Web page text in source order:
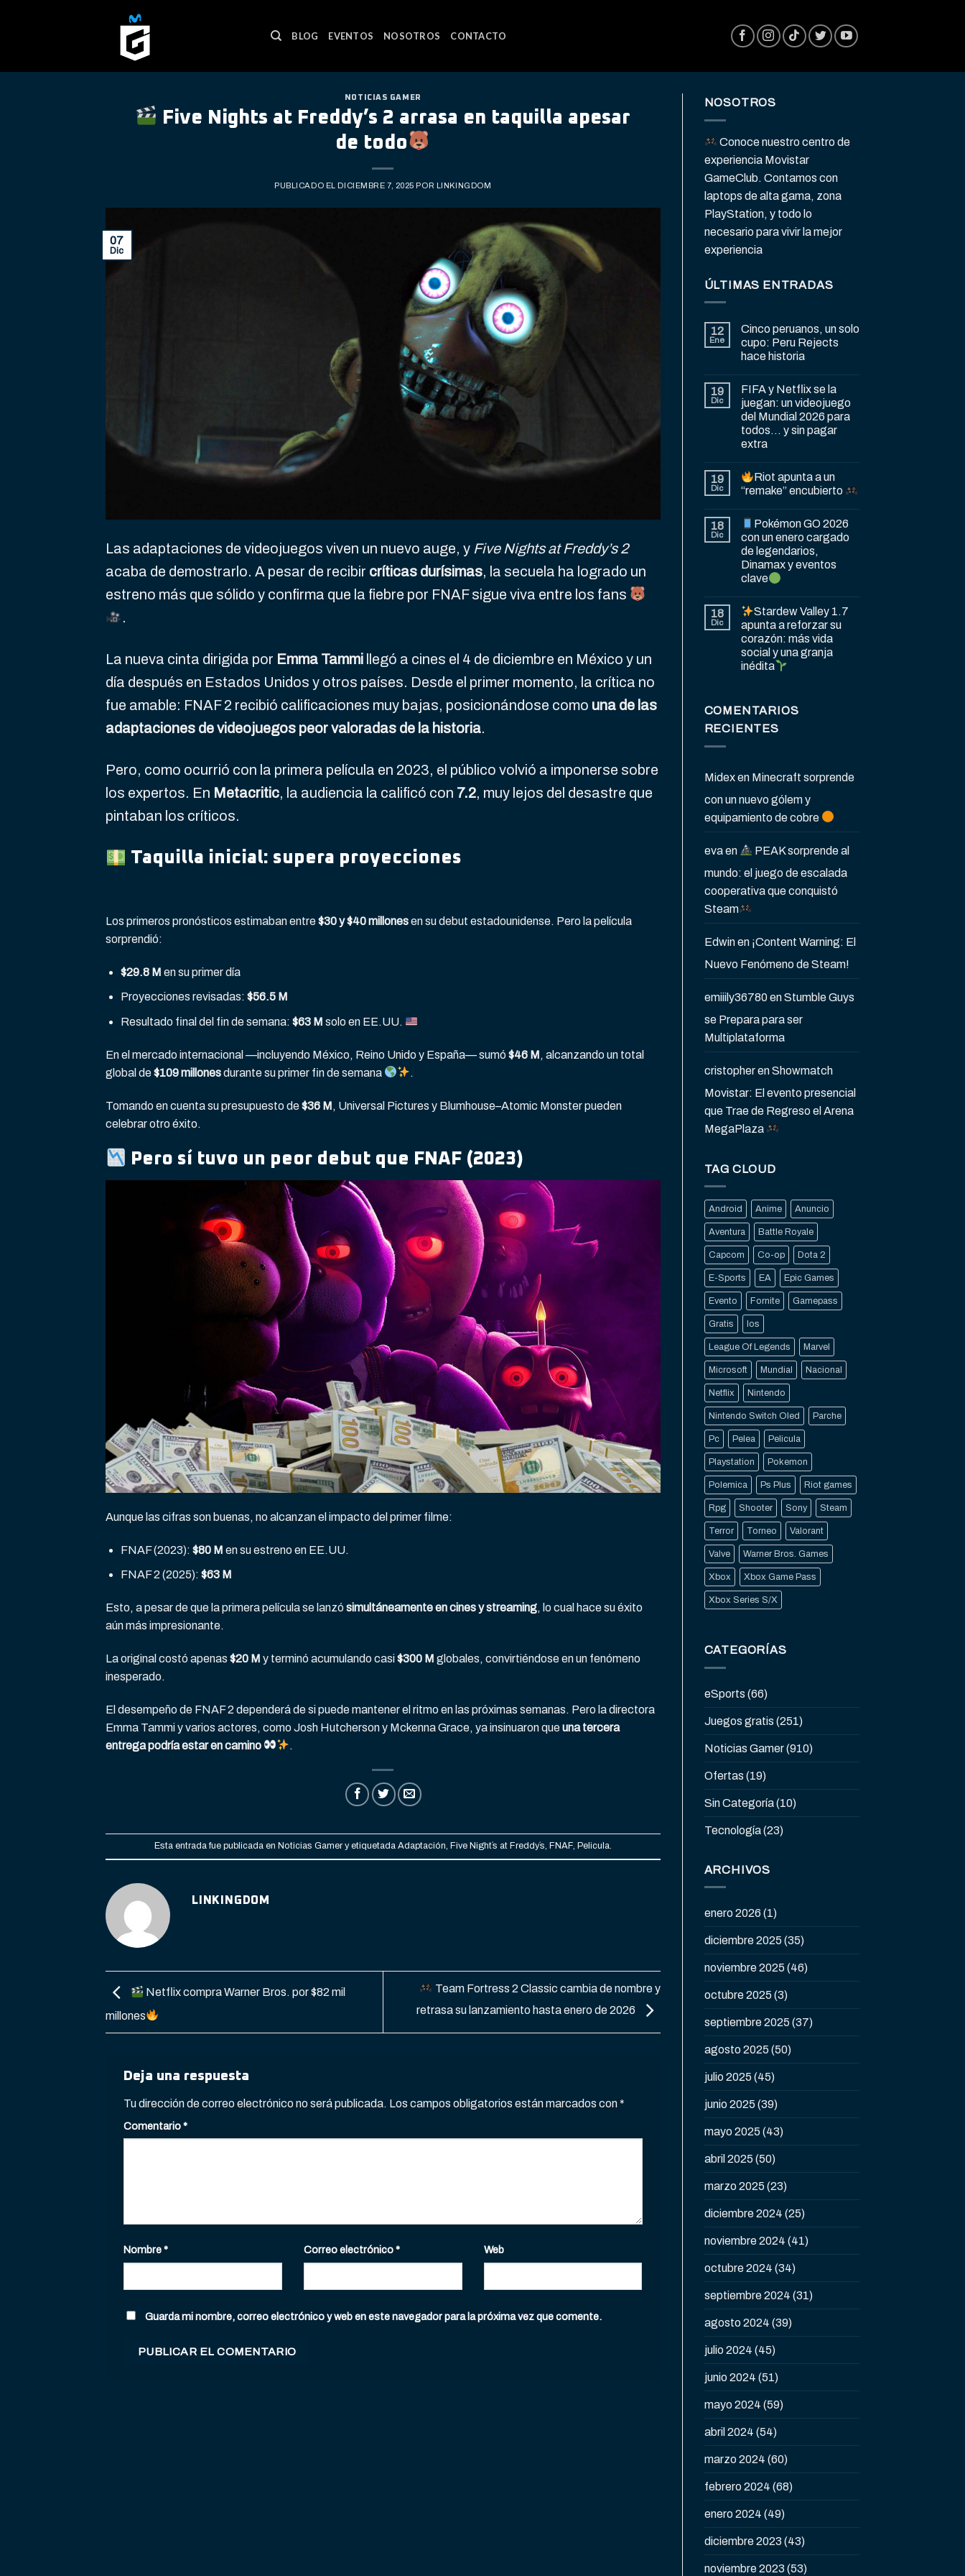
BLOG EVENTOS NOSOTROS CONTACTO
NOTICIAS GAMER
Five Nights at Freddy’s 2 arrasa en taquilla apesar
de todo
PUBLICADO EL DICIEMBRE 7, 2025 POR LINKINGDOM
07
Dic
Las adaptaciones de videojuegos viven un nuevo auge, y Five Nights at Freddy’s 2
acaba de demostrarlo. A pesar de recibir críticas durísimas, la secuela ha logrado un
estreno más que sólido y confirma que la fiebre por FNAF sigue viva entre los fans
.
La nueva cinta dirigida por Emma Tammi llegó a cines el 4 de diciembre en México y un
día después en Estados Unidos y otros países. Desde el primer momento, la crítica no
fue amable: FNAF 2 recibió calificaciones muy bajas, posicionándose como una de las
adaptaciones de videojuegos peor valoradas de la historia.
Pero, como ocurrió con la primera película en 2023, el público volvió a imponerse sobre
los expertos. En Metacritic, la audiencia la calificó con 7.2, muy lejos del desastre que
pintaban los críticos.
Taquilla inicial: supera proyecciones
Los primeros pronósticos estimaban entre$30 y $40 millonesen su debut estadounidense. Pero la película
sorprendió:
$29.8 M en su primer día
Proyecciones revisadas: $56.5 M
Resultado final del fin de semana: $63 M solo en EE.UU.
En el mercado internacional —incluyendo México, Reino Unido y España— sumó$46 M, alcanzando un total
global de$109 millonesdurante su primer fin de semana .
Tomando en cuenta su presupuesto de$36 M, Universal Pictures y Blumhouse–Atomic Monster pueden
celebrar otro éxito.
Pero sí tuvo un peor debut que FNAF (2023)
Aunque las cifras son buenas, no alcanzan el impacto del primer filme:
FNAF (2023): $80 M en su estreno en EE.UU.
FNAF 2 (2025): $63 M
Esto, a pesar de que la primera película se lanzósimultáneamente en cines y streaming, lo cual hace su éxito
aún más impresionante.
La original costó apenas $20 M y terminó acumulando casi$300 M globales, convirtiéndose en un fenómeno
inesperado.
El desempeño de FNAF 2 dependerá de si puede mantener el ritmo en las próximas semanas. Pero la directora
Emma Tammi y varios actores, como Josh Hutcherson y Mckenna Grace, ya insinuaron queuna tercera
entrega podría estar en camino
.
Esta entrada fue publicada en Noticias Gamery etiquetada Adaptación, Five Night´s at Freddy´s, FNAF, Pelicula.
LINKINGDOM
Netflix compra Warner Bros. por $82 mil
millones
Team Fortress 2 Classic cambia de nombre y
retrasa su lanzamiento hasta enero de 2026
Deja una respuesta
Tu dirección de correo electrónico no será publicada. Los campos obligatorios están marcados con*
Comentario*
Nombre* Correo electrónico* Web
Guarda mi nombre, correo electrónico y web en este navegador para la próxima vez que comente.
NOSOTROS
Conoce nuestro centro de
experiencia Movistar
GameClub. Contamos con
laptops de alta gama, zona
PlayStation, y todo lo
necesario para vivir la mejor
experiencia
ÚLTIMAS ENTRADAS
12
Ene
Cinco peruanos, un solo
cupo: Peru Rejects
hace historia
19
Dic
FIFA y Netflix se la
juegan: un videojuego
del Mundial 2026 para
todos… y sin pagar
extra
19
Dic
Riot apunta a un
“remake” encubierto
18
Dic
Pokémon GO 2026
con un enero cargado
de legendarios,
Dinamax y eventos
clave
18
Dic
Stardew Valley 1.7
apunta a reforzar su
corazón: más vida
social y una granja
inédita
COMENTARIOS
RECIENTES
Midexen Minecraft sorprende
con un nuevo gólem y
equipamiento de cobre
evaen
PEAK sorprende al
mundo: el juego de escalada
cooperativa que conquistó
Steam
Edwinen ¡Content Warning: El
Nuevo Fenómeno de Steam!
emiiily36780enStumble Guys
se Prepara para ser
Multiplataforma
cristopherenShowmatch
Movistar: El evento presencial
que Trae de Regreso el Arena
MegaPlaza
TAG CLOUD
Android Anime Anuncio
Aventura Battle Royale
Capcom Co-op Dota 2
E-Sports EA Epic Games
Evento Fornite Gamepass
Gratis Ios
League Of Legends Marvel
Microsoft Mundial Nacional
Netflix Nintendo
Nintendo Switch Oled Parche
Pc Pelea Pelicula
Playstation Pokemon
Polemica Ps Plus Riot games
Rpg Shooter Sony Steam
Terror Torneo Valorant
Valve Warner Bros. Games
Xbox Xbox Game Pass
Xbox Series S/X
CATEGORÍAS
eSports (66)
Juegos gratis (251)
Noticias Gamer(910)
Ofertas (19)
Sin Categoría(10)
Tecnología(23)
ARCHIVOS
enero 2026 (1)
diciembre 2025 (35)
noviembre 2025 (46)
octubre 2025 (3)
septiembre 2025 (37)
agosto 2025 (50)
julio 2025 (45)
junio 2025 (39)
mayo 2025 (43)
abril 2025 (50)
marzo 2025 (23)
diciembre 2024 (25)
noviembre 2024 (41)
octubre 2024 (34)
septiembre 2024 (31)
agosto 2024 (39)
julio 2024 (45)
junio 2024 (51)
mayo 2024 (59)
abril 2024 (54)
marzo 2024 (60)
febrero 2024 (68)
enero 2024 (49)
diciembre 2023 (43)
noviembre 2023 (53)